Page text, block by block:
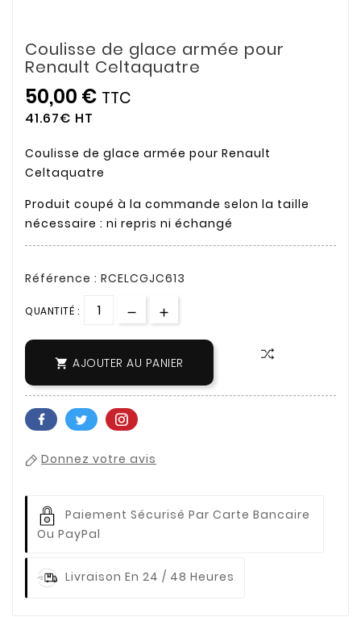
Coulisse de glace armée pour
Renault Celtaquatre
50,00 € TTC
41.67€ HT
Coulisse de glace armée pour Renault
Celtaquatre
Produit coupé à la commande selon la taille
nécessaire : ni repris ni échangé
Référence : RCELCGJC613
QUANTITÉ :
 AJOUTER AU PANIER
Donnez votre avis
Paiement Sécurisé Par Carte Bancaire
Ou PayPal
Livraison En 24 / 48 Heures